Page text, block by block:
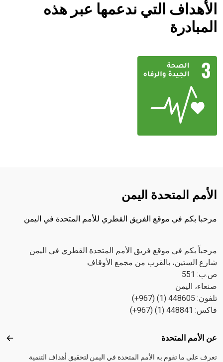
الأهداف التي ندعمها عبر هذه
المبادرة
الأمم المتحدة اليمن
مرحبا بكم في موقع الفريق القطري للأمم المتحدة في اليمن
مرحباً بكم في موقع فريق الأمم المتحدة القطري في اليمن
شارع الستين، بالقرب من مجمع الأوقاف
ص.ب: 551
صنعاء، اليمن
تلفون: 448605 (1) (967+)
فاكس: 448841 (1) (967+)
Footer menu
عن الأمم المتحدة عن
تعرف على ما تقوم به الأمم المتحدة في اليمن لتحقيق أهداف التنمية